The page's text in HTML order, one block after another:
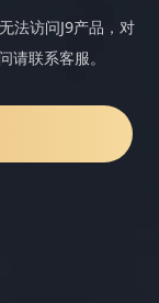
法访问J9产品，对
请联系客服。